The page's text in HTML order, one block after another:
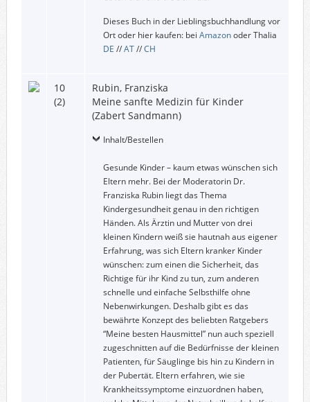
Dieses Buch in der Lieblingsbuchhandlung vor
Ort oder hier kaufen: bei Amazonoder Thalia
DE //AT//CH
10
(2)
Rubin, Franziska
Meine sanfte Medizin für Kinder
(Zabert Sandmann)
Inhalt/Bestellen
Gesunde Kinder – kaum etwas wünschen sich
Eltern mehr. Bei der Moderatorin Dr.
Franziska Rubin liegt das Thema
Kindergesundheit genau in den richtigen
Händen. Als Ärztin und Mutter von drei
kleinen Kindern weiß sie hautnah aus eigener
Erfahrung, was sich Eltern kranker Kinder
wünschen: zum einen die Sicherheit, das
Richtige für ihr Kind zu tun, zum anderen
schnelle und einfache Selbsthilfe ohne
Nebenwirkungen. Deshalb gibt es das
bewährte Konzept des beliebten Ratgebers
“Meine besten Hausmittel” nun auch speziell
zugeschnitten auf die Bedürfnisse der kleinen
Patienten, für Säuglinge bis hin zu Kindern in
der Pubertät. Eltern erfahren, wie sie
Krankheitssymptome einzuordnen haben,